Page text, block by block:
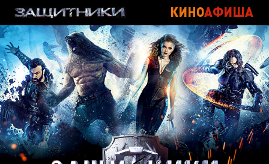
КИНОАФИША